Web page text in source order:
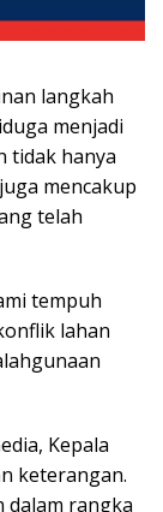
langkah
menjadi
tidak hanya
mencakup
telah
tempuh
lahan
Kepala
keterangan.
dalam rangka